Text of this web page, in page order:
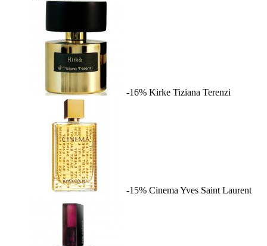
-16% Kirke Tiziana Terenzi
-15% Cinema Yves Saint Laurent